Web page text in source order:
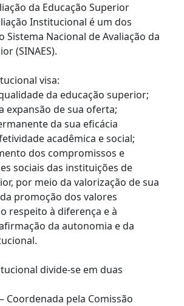
da Educação Superior
Institucional é um dos
Sistema Nacional de Avaliação da
(SINAES).
visa:
da educação superior;
expansão de sua oferta;
da sua eficácia
acadêmica e social;
dos compromissos e
sociais das instituições de
por meio da valorização de sua
promoção dos valores
respeito à diferença e à
da autonomia e da
divide-se em duas
Coordenada pela Comissão